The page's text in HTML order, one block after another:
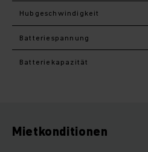
Hub­geschwindigkeit
Batteriespannung
Batteriekapazität
Mietkonditionen